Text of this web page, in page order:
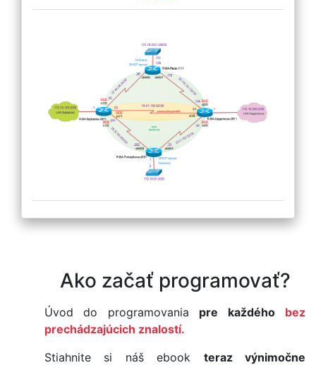
Ako začať programovať?
Úvod do programovania pre každého
bez
prechádzajúcich znalostí.
Stiahnite si náš ebook teraz výnimočne